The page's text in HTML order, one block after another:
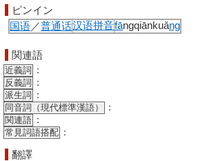
ピンイン
国语／普通话汉语拼音fāngqiānkuǎng
関連語
近義詞 ：
反義詞 ：
派生詞 ：
同音詞（現代標準漢語） ：
関連語 ：
常見詞語搭配 ：
翻譯